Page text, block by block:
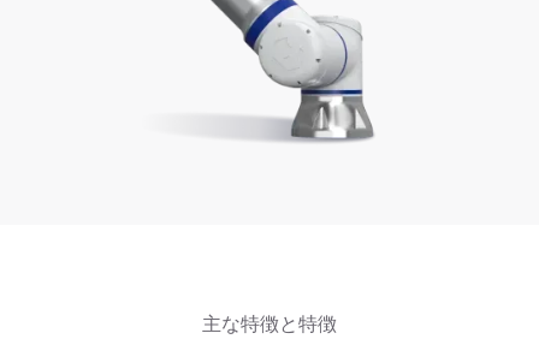
主な特徴と特徴